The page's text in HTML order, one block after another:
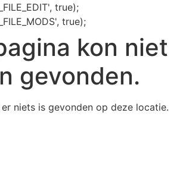
true);
true);
kon niet
gevonden.
niets is gevonden op deze locatie.